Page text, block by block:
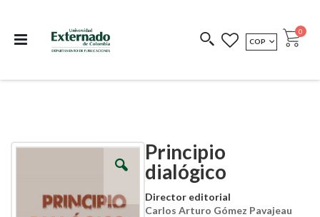
COEDICIONES REDIMIR CÓDIGO
MONEDA
COP Cart
0
Principio
dialógico
Director editorial
Carlos Arturo Gómez Pavajeau
Skip
Skip